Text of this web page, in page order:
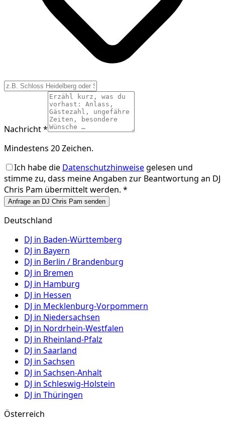
Nachricht *
Mindestens 20 Zeichen.
Ich habe die Datenschutzhinweisegelesen und
stimme zu, dass meine Angaben zur Beantwortung an DJ
Chris Pam übermittelt werden. *
Anfrage an DJ Chris Pam senden
Deutschland
DJ in Baden-Württemberg
DJ in Bayern
DJ in Berlin / Brandenburg
DJ in Bremen
DJ in Hamburg
DJ in Hessen
DJ in Mecklenburg-Vorpommern
DJ in Niedersachsen
DJ in Nordrhein-Westfalen
DJ in Rheinland-Pfalz
DJ in Saarland
DJ in Sachsen
DJ in Sachsen-Anhalt
DJ in Schleswig-Holstein
DJ in Thüringen
Österreich